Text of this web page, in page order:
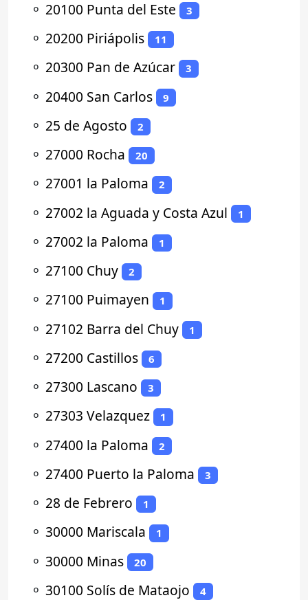
⚬ 20100 Punta del Este 3
⚬ 20200 Piriápolis 11
⚬ 20300 Pan de Azúcar 3
⚬ 20400 San Carlos 9
⚬ 25 de Agosto 2
⚬ 27000 Rocha 20
⚬ 27001 la Paloma 2
⚬ 27002 la Aguada y Costa Azul 1
⚬ 27002 la Paloma 1
⚬ 27100 Chuy 2
⚬ 27100 Puimayen 1
⚬ 27102 Barra del Chuy 1
⚬ 27200 Castillos 6
⚬ 27300 Lascano 3
⚬ 27303 Velazquez 1
⚬ 27400 la Paloma 2
⚬ 27400 Puerto la Paloma 3
⚬ 28 de Febrero 1
⚬ 30000 Mariscala 1
⚬ 30000 Minas 20
⚬ 30100 Solís de Mataojo 4